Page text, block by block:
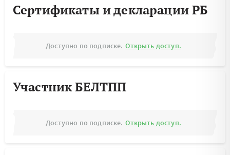
Сертификаты и декларации РБ
Доступно по подписке. Открыть доступ.
Участник БЕЛТПП
Доступно по подписке. Открыть доступ.